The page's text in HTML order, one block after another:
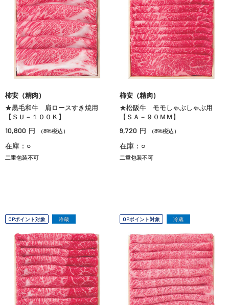
柿安（精肉）
★黒毛和牛 肩ロースすき焼用
【ＳＵ－１００Ｋ】
10,800 円 （8%税込）
在庫：○
二重包装不可
柿安（精肉）
★松阪牛 モモしゃぶしゃぶ用
【ＳＡ－９０ＭＭ】
9,720 円 （8%税込）
在庫：○
二重包装不可
OPポイント対象 冷蔵 OPポイント対象 冷蔵